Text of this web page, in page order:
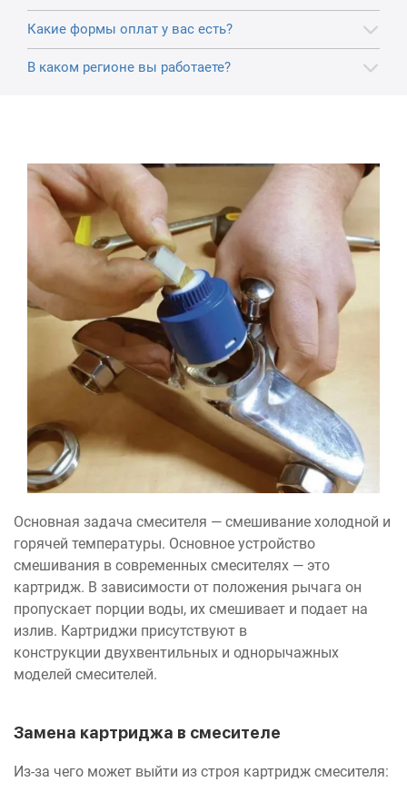
Какие формы оплат у вас есть?
В каком регионе вы работаете?
Основная задача смесителя — смешивание холодной и
горячей температуры. Основное устройство
смешивания в современных смесителях — это
картридж. В зависимости от положения рычага он
пропускает порции воды, их смешивает и подает на
излив. Картриджи присутствуют в
конструкции двухвентильных и однорычажных
моделей смесителей.
Замена картриджа в смесителе
Из-за чего может выйти из строя картридж смесителя: